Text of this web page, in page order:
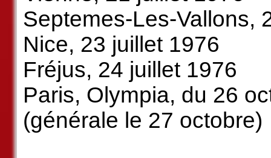
Septemes-Les-Vallons,
Nice, 23 juillet 1976
Fréjus, 24 juillet 1976
Paris, Olympia, du 26
(générale le 27 octobre)